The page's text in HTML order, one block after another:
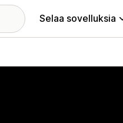
Selaa sovelluksia